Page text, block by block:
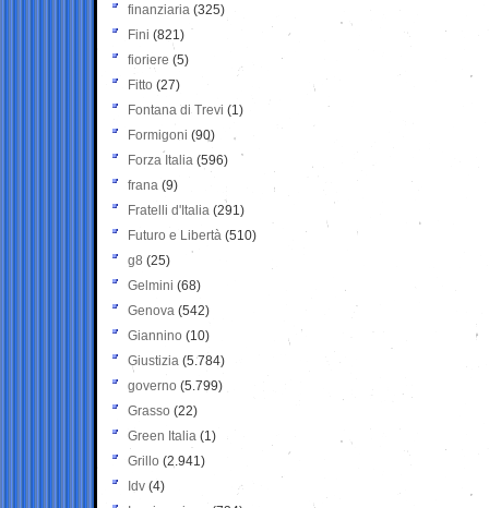
finanziaria (325)
Fini (821)
fioriere (5)
Fitto (27)
Fontana di Trevi (1)
Formigoni (90)
Forza Italia (596)
frana (9)
Fratelli d'Italia (291)
Futuro e Libertà (510)
g8 (25)
Gelmini (68)
Genova (542)
Giannino (10)
Giustizia (5.784)
governo (5.799)
Grasso (22)
Green Italia (1)
Grillo (2.941)
Idv (4)